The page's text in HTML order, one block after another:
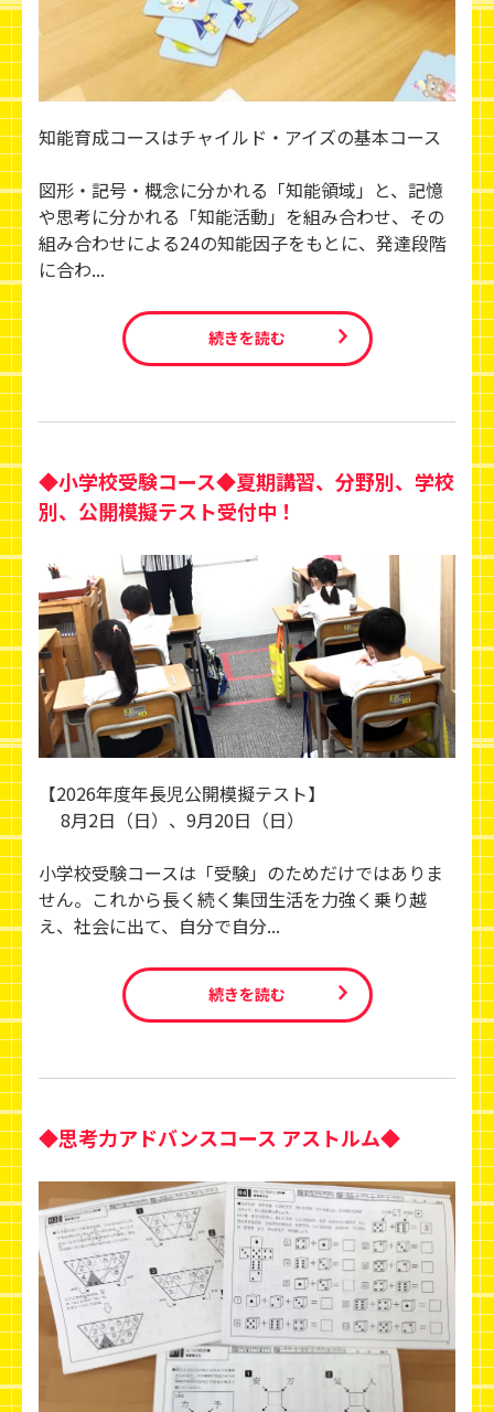
知能育成コースはチャイルド・アイズの基本コース
図形・記号・概念に分かれる「知能領域」と、記憶
や思考に分かれる「知能活動」を組み合わせ、その
組み合わせによる24の知能因子をもとに、発達段階
に合わ...
続きを読む
◆小学校受験コース◆夏期講習、分野別、学校
別、公開模擬テスト受付中！
【2026年度年長児公開模擬テスト】
8月2日（日）、9月20日（日）
小学校受験コースは「受験」のためだけではありま
せん。これから長く続く集団生活を力強く乗り越
え、社会に出て、自分で自分...
続きを読む
◆思考力アドバンスコース アストルム◆